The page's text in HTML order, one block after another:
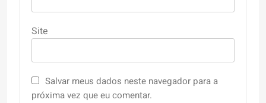
Site
Salvar meus dados neste navegador para a
próxima vez que eu comentar.